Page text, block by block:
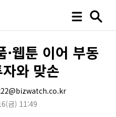
·웹툰 이어 부동
와 맞손
(금) 11:49